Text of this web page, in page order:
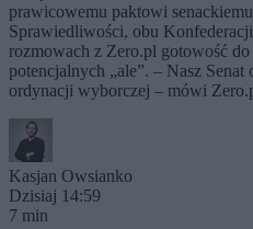
prawicowemu paktowi
Sprawiedliwości, obu
rozmowach z Zero.pl gotowość
potencjalnych „ale”. – Nasz
ordynacji wyborczej – mówi
Kasjan Owsianko
Dzisiaj 14:59
7 min